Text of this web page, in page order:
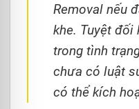
Removal nếu
khe. Tuyệt
trong tình
chưa có luật
có thể kích